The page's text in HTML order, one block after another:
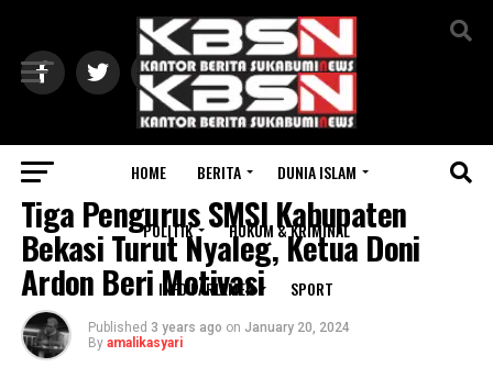
HOME BERITA DUNIA ISLAM
POLITIK HUKUM & KRIMINAL
INFO PARLEMEN SPORT
BERITA
Tiga Pengurus SMSI Kabupaten
Bekasi Turut Nyaleg, Ketua Doni
Ardon Beri Motivasi
Published 3 years ago on January 20, 2024
By amalikasyari
Exit mobile version